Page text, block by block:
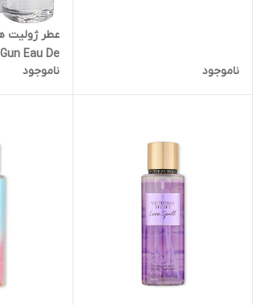
ناموجود
عطر ژولیت
Eau De
7,5ml
ناموجود